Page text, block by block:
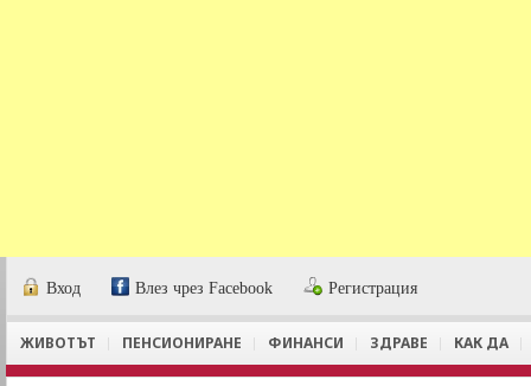
Вход Влез чрез Facebook Регистрация
ЖИВОТЪТ ПЕНСИОНИРАНЕ ФИНАНСИ ЗДРАВЕ КАК ДА